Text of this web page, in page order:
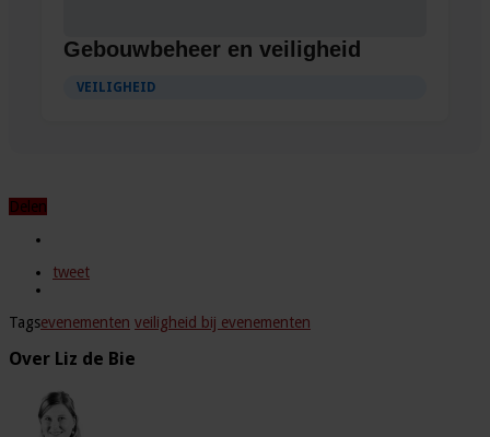
Gebouwbeheer en veiligheid
VEILIGHEID
Delen
tweet
Tagsevenementen veiligheid bij evenementen
Over Liz de Bie